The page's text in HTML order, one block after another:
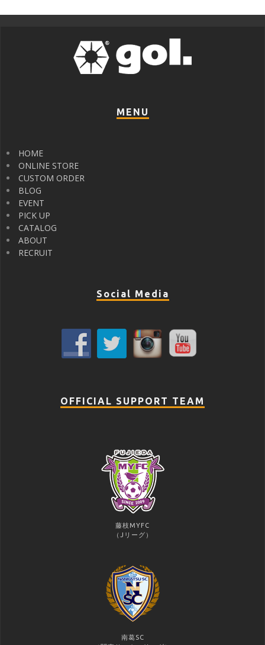
MENU
HOME
ONLINE STORE
CUSTOM ORDER
BLOG
EVENT
PICK UP
CATALOG
ABOUT
RECRUIT
Social Media
OFFICIAL SUPPORT TEAM
藤枝MYFC
（Jリーグ）
南葛SC